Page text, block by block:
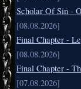
Scholar Of Sin -
[08.08.2026]
Final Chapter -
[08.08.2026]
Final Chapter -
[07.08.2026]